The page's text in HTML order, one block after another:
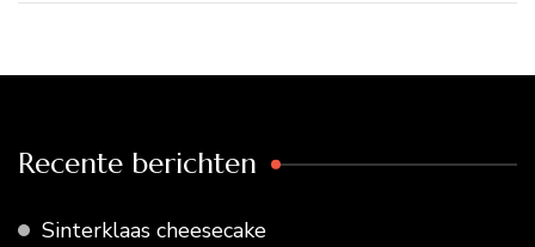
Recente berichten
Sinterklaas cheesecake